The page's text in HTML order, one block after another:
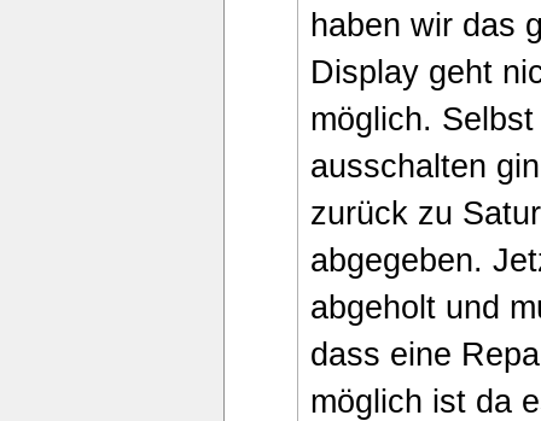
haben wir das
Display geht
möglich.
ausschalten
zurück zu
abgegeben.
abgeholt und
dass eine
möglich ist da